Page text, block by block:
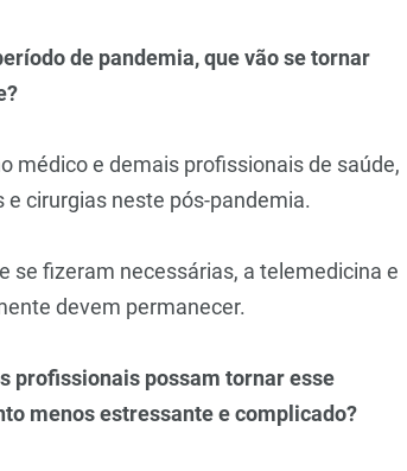
de pandemia, que vão se tornar
médico e demais profissionais de saúde,
cirurgias neste pós-pandemia.
se fizeram necessárias, a telemedicina e
devem permanecer.
profissionais possam tornar esse
menos estressante e complicado?